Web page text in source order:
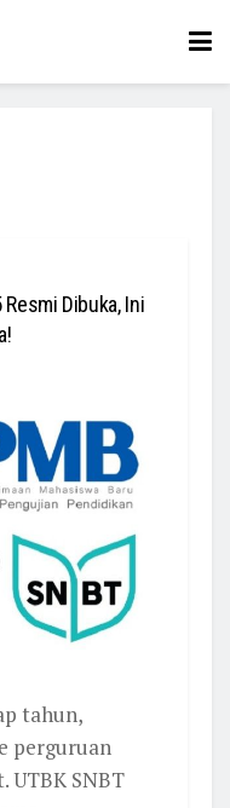
Dibuka, Ini
tahun,
perguruan
UTBK SNBT